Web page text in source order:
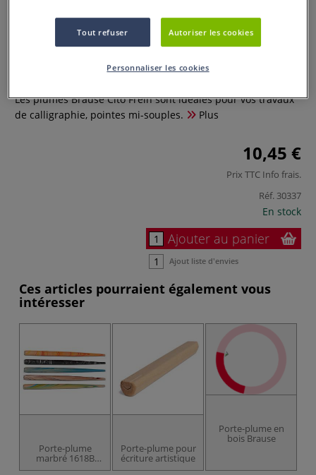
Lot de 3 plumes Cito Fein Brause
0 Commentaires
Les plumes Brause Cito Frein sont idéales pour vos travaux
de calligraphie, pointes mi-souples.
Plus
10,45 €
Prix TTC Info frais.
Réf. 30337
En stock
Ajouter au panier
Ajout liste d'envies
Ces articles pourraient également vous
intéresser
Porte-plume
marbré 1618B
Brause
Porte-plume pour
écriture artistique
Porte-plume en
bois Brause
Tout refuser Autoriser les cookies
Personnaliser les cookies